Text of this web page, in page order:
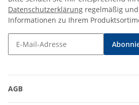
Datenschutzerklärung regelmäßig
Informationen zu Ihrem
AGB